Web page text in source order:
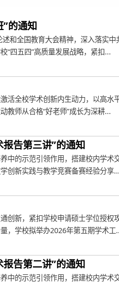
的通知
和全国教育大会精神，深入落实
“四五四”高质量发展战略，紧扣...
全校学术创新内生动力，以高水
教师从合格“好老师”成长为深耕...
告第三讲”的通知
中的示范引领作用，搭建校内学术
创新实践与教学竞赛备赛经验分享...
创新，紧扣学校申请硕士学位授权
，学校拟举办2026年第五期学术工
告第二讲”的通知
中的示范引领作用，搭建校内学术